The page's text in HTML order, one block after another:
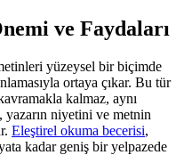
ve Faydaları
yüzeysel bir biçimde
ortaya çıkar. Bu tür
kalmaz, aynı
yazarın niyetini ve metnin
Eleştirel okuma becerisi,
kadar geniş bir yelpazede